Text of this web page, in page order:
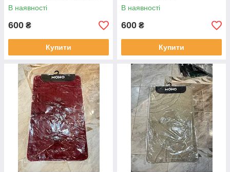
В наявності
600 ₴
Купити
В наявності
600 ₴
Купити